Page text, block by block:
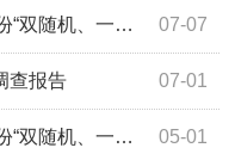
07-07
7月份监督抽查计划公示
07-01
查报告
05-01
5月份监督抽查计划公示